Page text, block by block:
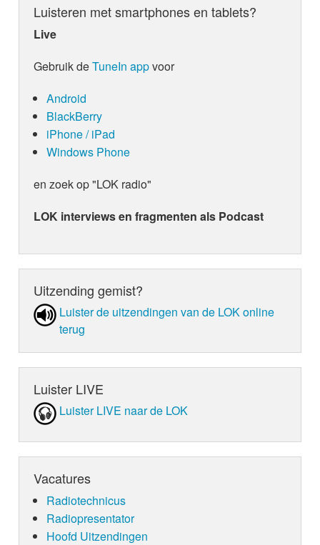
Luisteren met smartphones en tablets?
Live
Gebruik deTuneIn appvoor
Android
BlackBerry
iPhone / iPad
Windows Phone
en zoek op "LOK radio"
LOK interviews en fragmenten als Podcast
Uitzending gemist?
Luister de uit­zen­din­gen van de LOK online
terug
Luister LIVE
Luister LIVE naar de LOK
Vacatures
Radiotechnicus
Radiopresentator
Hoofd Uitzendingen